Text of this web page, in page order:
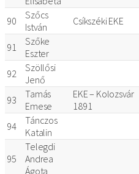
90
Szőcs
István
Csíkszéki EKE
91
Szőke
Eszter
92
Szöllősi
Jenő
93
Tamás
Emese
EKE – Kolozsvár
1891
94
Tánczos
Katalin
95
Telegdi
Andrea
Ágota